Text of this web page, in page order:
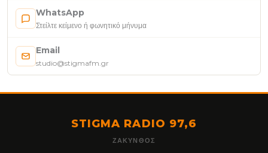
WhatsApp
Στείλτε κείμενο ή φωνητικό μήνυμα
Email
studio@stigmafm.gr
STIGMA RADIO 97,6
ΖΆΚΥΝΘΟΣ